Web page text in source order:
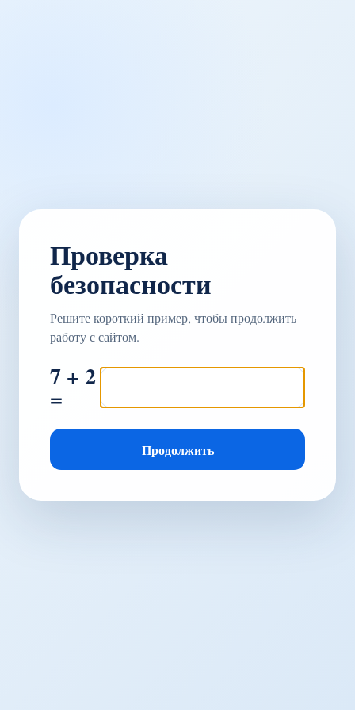
Проверка
безопасности
Решите короткий пример, чтобы продолжить
работу с сайтом.
7 + 2
=
Продолжить